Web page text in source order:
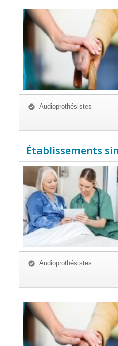
Audioprothésistes
Établissements
Audioprothésistes